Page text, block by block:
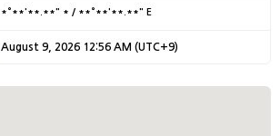
*°**'**.**" * / **°**'**.**" E
August 9, 2026 12:56 AM (UTC+9)